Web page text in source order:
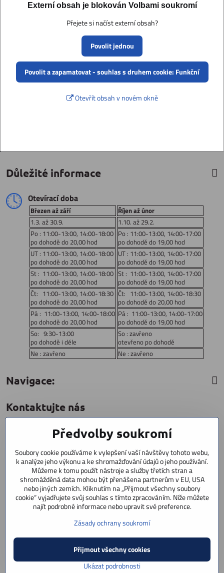
Externí obsah je blokován Volbami soukromí
Přejete si načíst externí obsah?
Povolit jednou
Povolit a zapamatovat - souhlas s druhem cookie: Funkční
Otevřít obsah v novém okně
Důležité informace
Otevírací doba
Březen až září
Říjen až únor
1.3. až 30.9.
1.10. až 29.2.
Po : 11:00-13:00, 14:00-18:00
po dohodě do 20,00 hod
Po : 11:00-13:00, 14:00-17:00
po dohodě do 19,00 hod
UT : 11:00-13:00, 14:00-18:00
po dohodě do 20,00 hod
UT : 11:00-13:00, 14:00-17:00
po dohodě do 19,00 hod
St : 11:00-13:00, 14:00-18:00
po dohodě do 20,00 hod
St : 11:00-13:00, 14:00-17:00
po dohodě do 19,00 hod
Čt: 11:00-13:00, 14:00-18:30
po dohodě do 20,00 hod
Čt: 11:00-13:00, 14:00-18:30
po dohodě do 20,00 hod
Pá : 11:00-13:00, 14:00-18:00
po dohodě do 20,00 hod
Pá : 11:00-13:00, 14:00-17:00
po dohodě do 19,00 hod
So: 9:30-13:00
po dohodě i déle
So : zavřeno
otevřeno po dohodě
Ne : zavřeno
Ne : zavřeno
Navigace:
Kontaktujte nás
CYCLESTAR s​.r​.o​.
Praha 5 Radotín
153 00
+420 602 856 404
+420 723 603 807
servis
info​@cyclestar​.cz
©2026CopyrightPředvolby soukromíZásady ochrany soukromí
Vytvořeno systémem:ByznysWeb.cz
Předvolby soukromí
Soubory cookie používáme k vylepšení vaší návštěvy tohoto webu,
k analýze jeho výkonu a ke shromažďování údajů o jeho používání.
Můžeme k tomu použít nástroje a služby třetích stran a
shromážděná data mohou být přenášena partnerům v EU, USA
nebo jiných zemích. Kliknutím na „Přijmout všechny soubory
cookie“ vyjadřujete svůj souhlas s tímto zpracováním. Níže můžete
najít podrobné informace nebo upravit své preference.
Zásady ochrany soukromí
Ukázat podrobnosti
Přijmout všechny cookies